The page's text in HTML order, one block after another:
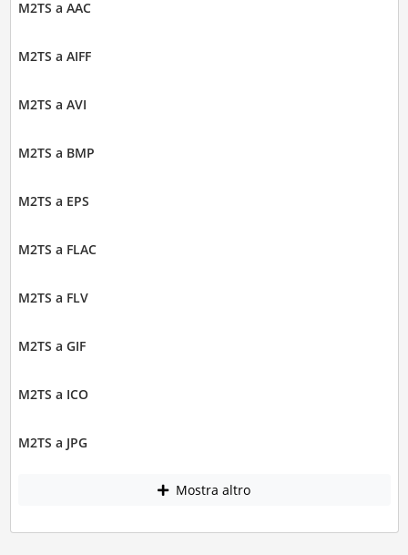
M2TS a AAC
M2TS a AIFF
M2TS a AVI
M2TS a BMP
M2TS a EPS
M2TS a FLAC
M2TS a FLV
M2TS a GIF
M2TS a ICO
M2TS a JPG
Mostra altro